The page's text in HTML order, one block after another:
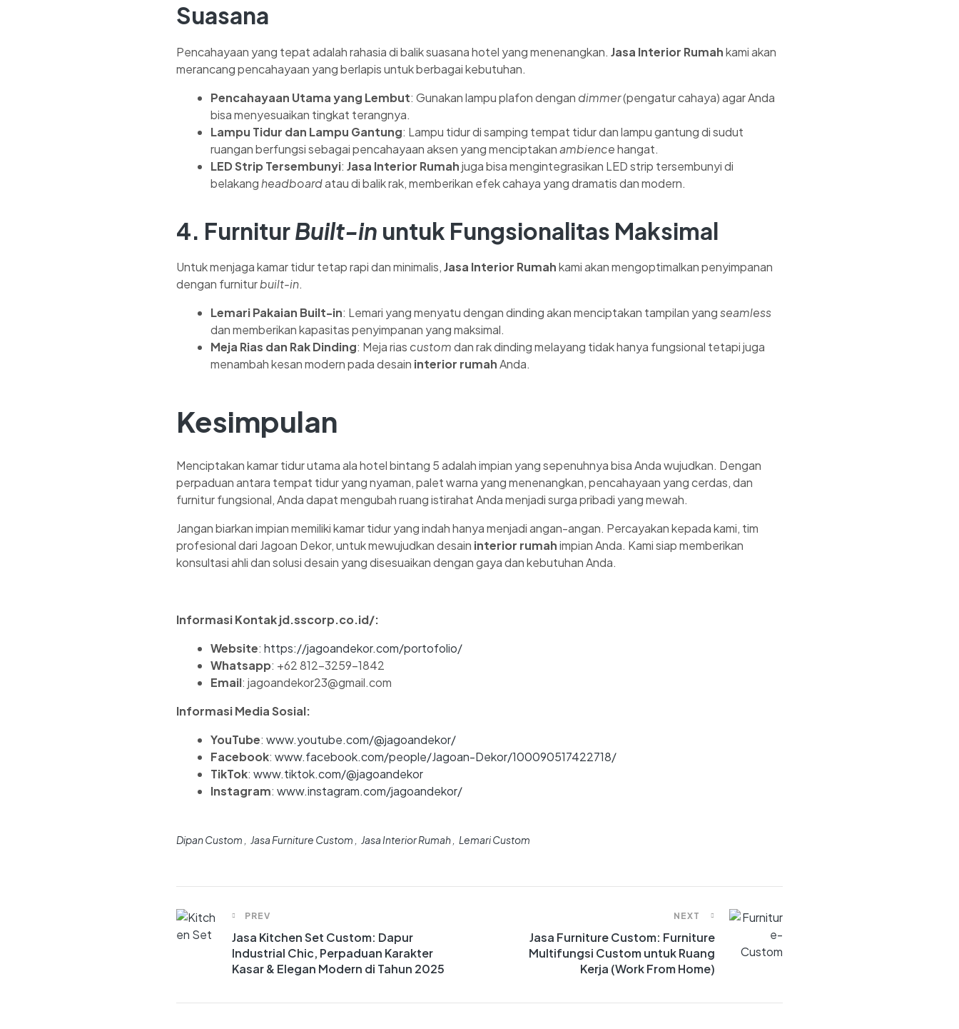
Suasana
Pencahayaan yang tepat adalah rahasia di balik suasana hotel yang menenangkan. Jasa Interior Rumahkami akan
merancang pencahayaan yang berlapis untuk berbagai kebutuhan.
Pencahayaan Utama yang Lembut: Gunakan lampu plafon dengan dimmer(pengatur cahaya) agar Anda
bisa menyesuaikan tingkat terangnya.
Lampu Tidur dan Lampu Gantung: Lampu tidur di samping tempat tidur dan lampu gantung di sudut
ruangan berfungsi sebagai pencahayaan aksen yang menciptakanambiencehangat.
LED Strip Tersembunyi: Jasa Interior Rumahjuga bisa mengintegrasikan LED strip tersembunyi di
belakangheadboardatau di balik rak, memberikan efek cahaya yang dramatis dan modern.
4. FurniturBuilt-in untuk Fungsionalitas Maksimal
Untuk menjaga kamar tidur tetap rapi dan minimalis,Jasa Interior Rumahkami akan mengoptimalkan penyimpanan
dengan furniturbuilt-in.
Lemari Pakaian Built-in: Lemari yang menyatu dengan dinding akan menciptakan tampilan yangseamless
dan memberikan kapasitas penyimpanan yang maksimal.
Meja Rias dan Rak Dinding: Meja rias customdan rak dinding melayang tidak hanya fungsional tetapi juga
menambah kesan modern pada desain interior rumahAnda.
Kesimpulan
Menciptakan kamar tidur utama ala hotel bintang 5 adalah impian yang sepenuhnya bisa Anda wujudkan. Dengan
perpaduan antara tempat tidur yang nyaman, palet warna yang menenangkan, pencahayaan yang cerdas, dan
furnitur fungsional, Anda dapat mengubah ruang istirahat Anda menjadi surga pribadi yang mewah.
Jangan biarkan impian memiliki kamar tidur yang indah hanya menjadi angan-angan. Percayakan kepada kami, tim
profesional dari Jagoan Dekor, untuk mewujudkan desain interior rumahimpian Anda. Kami siap memberikan
konsultasi ahli dan solusi desain yang disesuaikan dengan gaya dan kebutuhan Anda.
Informasi Kontak jd.sscorp.co.id/:
Website: https://jagoandekor.com/portofolio/
Whatsapp: +62 812-3259-1842
Email: jagoandekor23@gmail.com
Informasi Media Sosial:
YouTube: www.youtube.com/@jagoandekor/
Facebook: www.facebook.com/people/Jagoan-Dekor/100090517422718/
TikTok: www.tiktok.com/@jagoandekor
Instagram: www.instagram.com/jagoandekor/
Dipan Custom Jasa Furniture Custom Jasa Interior Rumah Lemari Custom
PREV
Jasa Kitchen Set Custom: Dapur
Industrial Chic, Perpaduan Karakter
Kasar & Elegan Modern di Tahun 2025
NEXT
Jasa Furniture Custom: Furniture
Multifungsi Custom untuk Ruang
Kerja (Work From Home)